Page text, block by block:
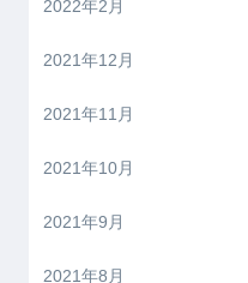
2022年2月
2021年12月
2021年11月
2021年10月
2021年9月
2021年8月